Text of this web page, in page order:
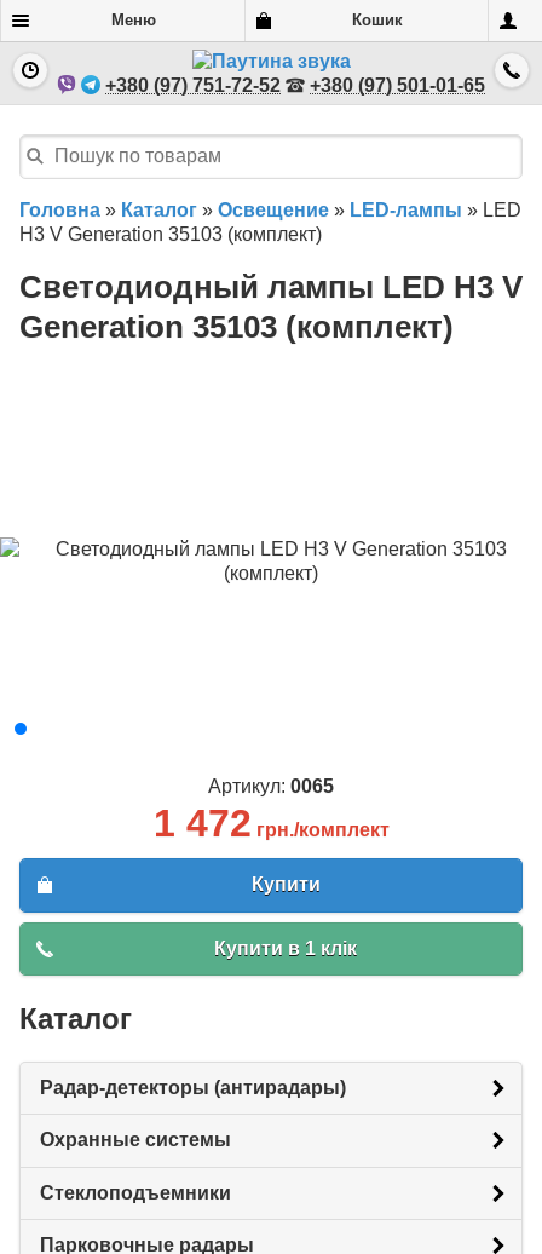
Меню Кошик
+380 (97) 751-72-52 +380 (97) 501-01-65
Головна » Каталог » Освещение » LED-лампы » LED
H3 V Generation 35103 (комплект)
Светодиодный лампы LED H3 V
Generation 35103 (комплект)
Артикул: 0065
1 472 грн./комплект
Купити
Купити в 1 клік
Каталог
Радар-детекторы (антирадары)
Охранные системы
Стеклоподъемники
Парковочные радары